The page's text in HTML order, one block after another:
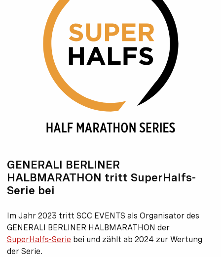
GENERALI BERLINER
HALBMARATHON tritt SuperHalfs-
Serie bei
Im Jahr 2023 tritt SCC EVENTS als Organisator des
GENERALI BERLINER HALBMARATHON der
SuperHalfs-Serie bei und zählt ab 2024 zur Wertung
der Serie.